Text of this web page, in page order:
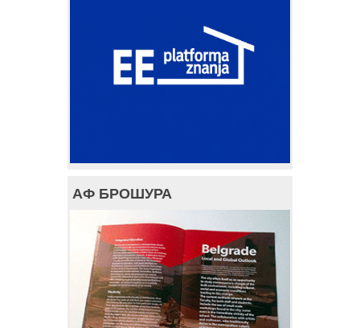
АФ БРОШУРА